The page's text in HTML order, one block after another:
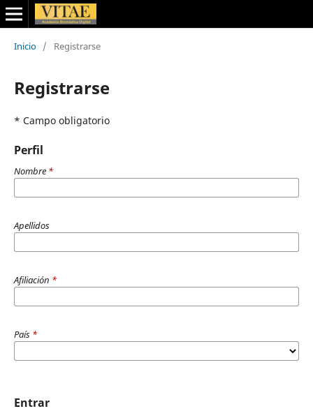
Inicio / Registrarse
Registrarse
* Campo obligatorio
Perfil
Nombre *
Apellidos
Afiliación *
País *
Entrar